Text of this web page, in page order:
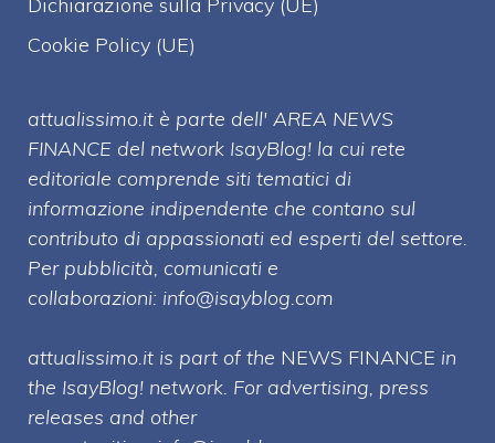
Dichiarazione sulla Privacy (UE)
Cookie Policy (UE)
attualissimo.it è parte dell' AREA NEWS
FINANCE del network IsayBlog! la cui rete
editoriale comprende siti tematici di
informazione indipendente che contano sul
contributo di appassionati ed esperti del settore.
Per pubblicità, comunicati e
collaborazioni: info@isayblog.com
attualissimo.it is part of the NEWS FINANCE in
the IsayBlog! network. For advertising, press
releases and other